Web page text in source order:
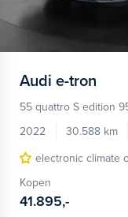
Audi e-tron
55 quattro S edition
2022
30.588 km
electronic climate
Kopen
41.895,-